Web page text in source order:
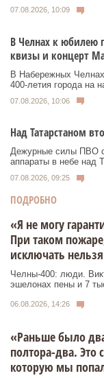
07.08.2026, 10:09
В Челнах к юбилею
квизы и концерт
В Набережных
400‑летия города на
07.08.2026, 10:06
Над Татарстаном
Дежурные силы ПВО
аппараты в небе над
07.08.2026, 09:25
ПОДРОБНО
«Я не могу
При таком
исключать
Челны-400: люди.
эшелонах пены и 7
06.08.2026, 14:26
«Раньше было
полтора-два. Это
которую мы